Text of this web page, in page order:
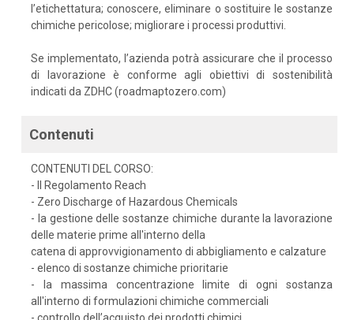
l’etichettatura; conoscere, eliminare o sostituire le sostanze
chimiche pericolose; migliorare i processi produttivi.
Se implementato, l’azienda potrà assicurare che il processo
di lavorazione è conforme agli obiettivi di sostenibilità
indicati da ZDHC (roadmaptozero.com)
Contenuti
CONTENUTI DEL CORSO:
- Il Regolamento Reach
- Zero Discharge of Hazardous Chemicals
- la gestione delle sostanze chimiche durante la lavorazione
delle materie prime all'interno della
catena di approvvigionamento di abbigliamento e calzature
- elenco di sostanze chimiche prioritarie
- la massima concentrazione limite di ogni sostanza
all'interno di formulazioni chimiche commerciali